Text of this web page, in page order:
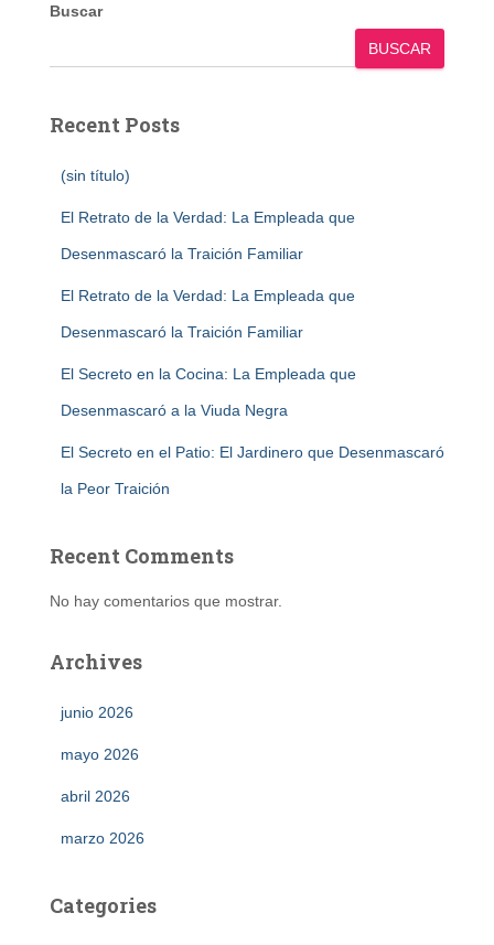
Buscar
BUSCAR
Recent Posts
(sin título)
El Retrato de la Verdad: La Empleada que
Desenmascaró la Traición Familiar
El Retrato de la Verdad: La Empleada que
Desenmascaró la Traición Familiar
El Secreto en la Cocina: La Empleada que
Desenmascaró a la Viuda Negra
El Secreto en el Patio: El Jardinero que Desenmascaró
la Peor Traición
Recent Comments
No hay comentarios que mostrar.
Archives
junio 2026
mayo 2026
abril 2026
marzo 2026
Categories